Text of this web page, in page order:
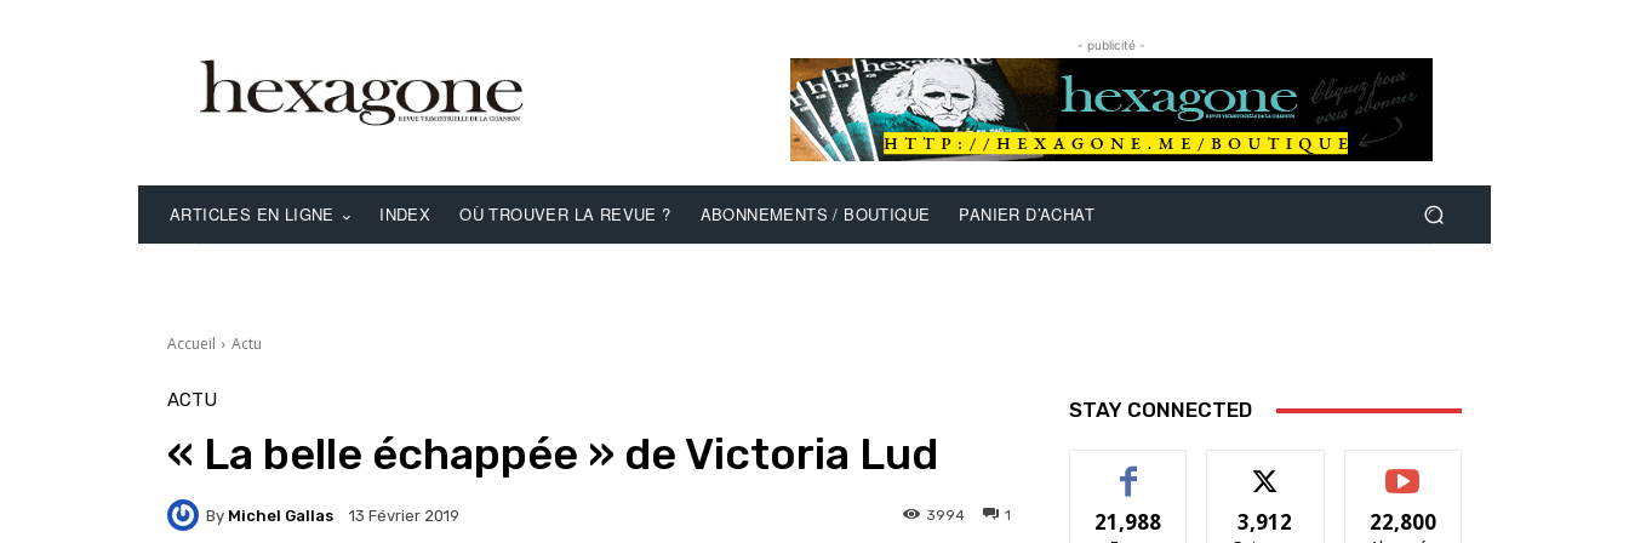
- publicité -
ARTICLES EN LIGNE INDEX OÙ TROUVER LA REVUE ? ABONNEMENTS / BOUTIQUE PANIER D’ACHAT
Accueil Actu
ACTU
« La belle échappée » de Victoria Lud
By Michel Gallas 13 Février 2019 1
3994
STAY CONNECTED
21,988 3,912 22,800